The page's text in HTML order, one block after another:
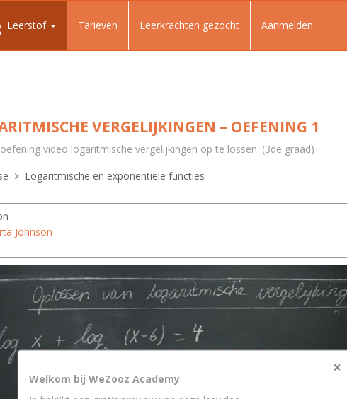
Leerstof Tarieven Leerkrachten gezocht Aanmelden
VERGELIJKINGEN – OEFENING 1
video logaritmische vergelijkingen op te lossen. (3de graad)
Logaritmische en exponentiële functies
Johnson
×
Welkom bij WeZooz Academy